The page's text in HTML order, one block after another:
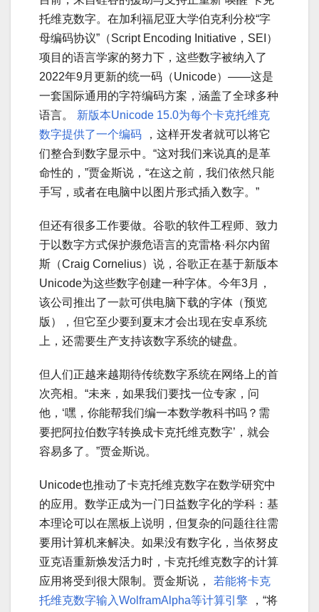
托维克数字。在加利福尼亚大学伯克利分校“字
母编码协议”（Script Encoding Initiative，SEI）
项目的语言学家的努力下，这些数字被纳入了
2022年9月更新的统一码（Unicode）——这是
一套国际通用的字符编码方案，涵盖了全球多种
语言。
新版本Unicode 15.0为每个卡克托维克
数字提供了一个编码
，这样开发者就可以将它
们整合到数字显示中。“这对我们来说真的是革
命性的，”贾金斯说，“在这之前，我们依然只能
手写，或者在电脑中以图片形式插入数字。”
但还有很多工作要做。谷歌的软件工程师、致力
于以数字方式保护濒危语言的克雷格·科尔内留
斯（Craig Cornelius）说，谷歌正在基于新版本
Unicode为这些数字创建一种字体。今年3月，
该公司推出了一款可供电脑下载的字体（预览
版），但它至少要到夏末才会出现在安卓系统
上，还需要生产支持该数字系统的键盘。
但人们正越来越期待传统数字系统在网络上的首
次亮相。“未来，如果我们要找一位专家，问
他，‘嘿，你能帮我们编一本数学教科书吗？需
要把阿拉伯数字转换成卡克托维克数字’，就会
容易多了。”贾金斯说。
Unicode也推动了卡克托维克数字在数学研究中
的应用。数学正成为一门日益数字化的学科：基
本理论可以在黑板上说明，但复杂的问题往往需
要用计算机来解决。如果没有数字化，当依努皮
亚克语重新焕发活力时，卡克托维克数字的计算
应用将受到很大限制。贾金斯说，
若能将卡克
托维克数字输入WolframAlpha等计算引擎
，“将